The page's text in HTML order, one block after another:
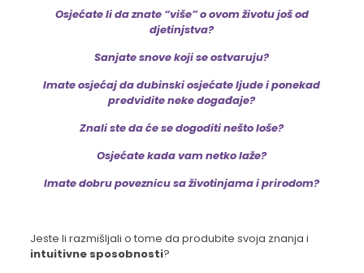
Osjećate li da znate “više” o ovom životu još od
djetinjstva?
Sanjate snove koji se ostvaruju?
Imate osjećaj da dubinski osjećate ljude i ponekad
predvidite neke događaje?
Znali ste da će se dogoditi nešto loše?
Osjećate kada vam netko laže?
Imate dobru poveznicu sa životinjama i prirodom?
Jeste li razmišljali o tome da produbite svoja znanja i
intuitivne sposobnosti?